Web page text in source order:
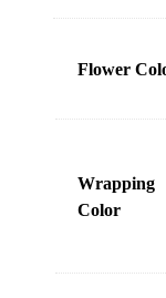
Flower
Wrapping
Color